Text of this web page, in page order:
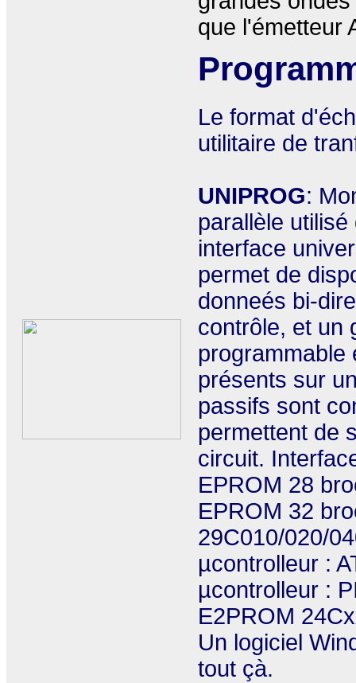
que l'émetteur
Le format
utilitaire de
UNIPROG:
parallèle
interface
permet de
donneés bi-
contrôle, et un
programmable
présents sur
passifs sont
permettent de
circuit.
EPROM 28
EPROM 32
29C010/020/
µcontrolleur :
µcontrolleur :
E2PROM
Un logiciel
tout çà.